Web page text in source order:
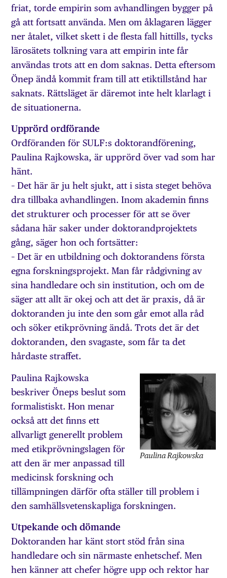
friat, torde empirin som avhandlingen bygger på
gå att fortsatt använda. Men om åklagaren lägger
ner åtalet, vilket skett i de flesta fall hittills, tycks
lärosätets tolkning vara att empirin inte får
användas trots att en dom saknas. Detta eftersom
Önep ändå kommit fram till att etiktillstånd har
saknats. Rättsläget är däremot inte helt klarlagt i
de situationerna.
Upprörd ordförande
Ordföranden för SULF:s doktorandförening,
Paulina Rajkowska, är upprörd över vad som har
hänt.
– Det här är ju helt sjukt, att i sista steget behöva
dra tillbaka avhandlingen. Inom akademin finns
det strukturer och processer för att se över
sådana här saker under doktorandprojektets
gång, säger hon och fortsätter:
– Det är en utbildning och doktorandens första
egna forskningsprojekt. Man får rådgivning av
sina handledare och sin institution, och om de
säger att allt är okej och att det är praxis, då är
doktoranden ju inte den som går emot alla råd
och söker etikprövning ändå. Trots det är det
doktoranden, den svagaste, som får ta det
hårdaste straffet.
Paulina Rajkowska
Paulina Rajkowska
beskriver Öneps beslut som
formalistiskt. Hon menar
också att det finns ett
allvarligt generellt problem
med etikprövningslagen för
att den är mer anpassad till
medicinsk forskning och
tillämpningen därför ofta ställer till problem i
den samhällsvetenskapliga forskningen.
Utpekande och dömande
Doktoranden har känt stort stöd från sina
handledare och sin närmaste enhetschef. Men
hen känner att chefer högre upp och rektor har